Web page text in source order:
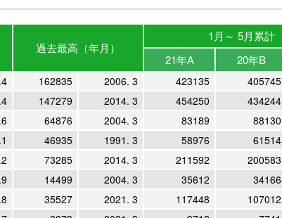
過去最高 （年月）
1月～ 5月累計
21年A
20年B
162835 2006. 3 423135 405745
147279 2014. 3 454250 434244
64876 2004. 3 83189 88130
46935 1991. 3 58976 61514
73285 2014. 3 211592 200583
14499 2004. 3 35612 34166
35527 2021. 3 117448 107012